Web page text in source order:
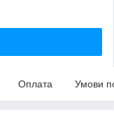
Оплата Умови